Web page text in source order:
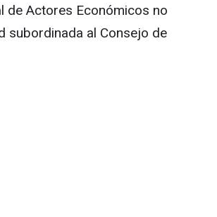
de Actores Económicos no
subordinada al Consejo de